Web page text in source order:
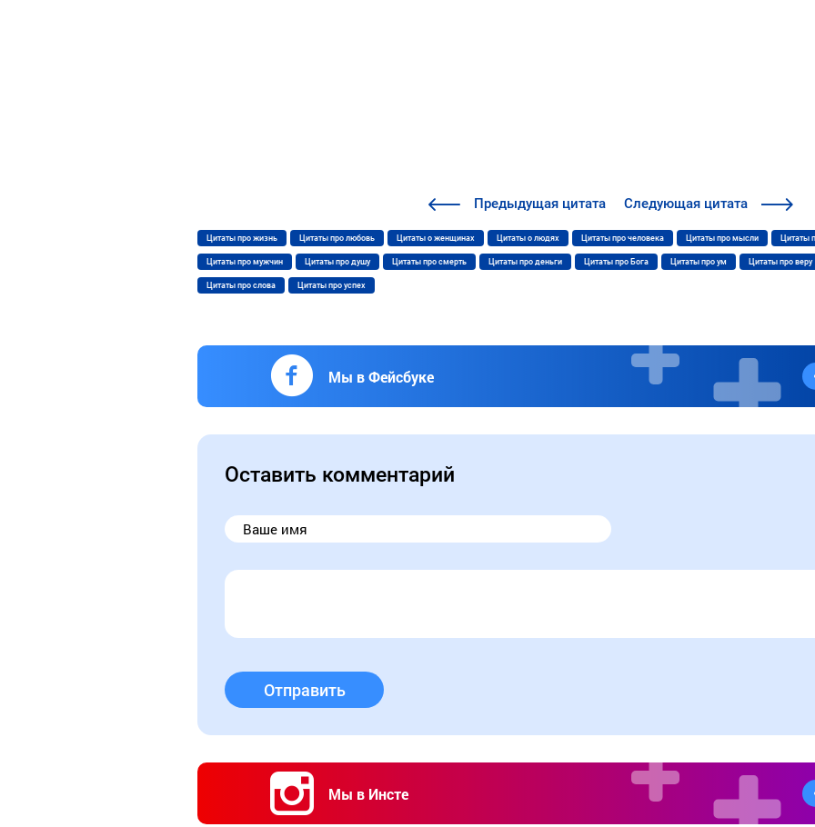
Предыдущая цитата Следующая цитата
Цитаты про жизнь Цитаты про любовь Цитаты о женщинах Цитаты о людях Цитаты про человека Цитаты про мысли Цитаты
Цитаты про мужчин Цитаты про душу Цитаты про смерть Цитаты про деньги Цитаты про Бога Цитаты про ум Цитаты про веру
Цитаты про слова Цитаты про успех
Мы в Фейсбуке
Оставить комментарий
Отправить
Мы в Инсте